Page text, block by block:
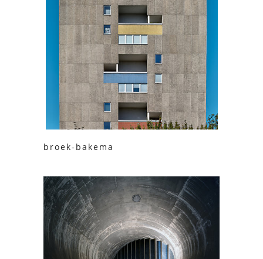
broek-bakema